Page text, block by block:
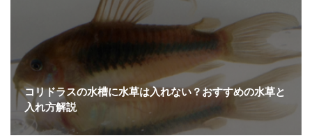
コリドラスの水槽に水草は入れない？おすすめの水草と
入れ方解説